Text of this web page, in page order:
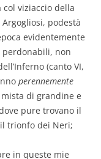
viziaccio della
podestà
evidentemente
non
(canto VI,
perennemente
di grandine e
pure trovano il
trionfo dei Neri;
in queste mie